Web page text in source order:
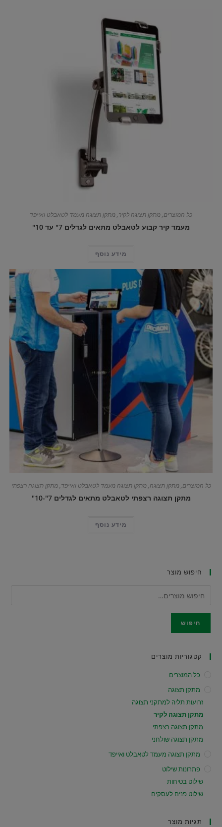
כל המוצרים,מתקן תצוגה לקיר,מתקן תצוגה מעמד לטאבלט ואייפד
מעמד קיר קבוע לטאבלט מתאים לגדלים 7" עד 10"
מידע נוסף
כל המוצרים,מתקן תצוגה,מתקן תצוגה מעמד לטאבלט ואייפד,מתקן תצוגה רצפתי
מתקן תצוגה רצפתי לטאבלט מתאים לגדלים 7"-10"
מידע נוסף
חיפוש מוצר
חיפוש
קטגוריות מוצרים
כל המוצרים
מתקן תצוגה
זרועות תליה למתקני תצוגה
מתקן תצוגה לקיר
מתקן תצוגה רצפתי
מתקן תצוגה שולחני
מתקן תצוגה מעמד לטאבלט ואייפד
פתרונות שילוט
שילוט בטיחות
שילוט פנים לעסקים
תגיות מוצר